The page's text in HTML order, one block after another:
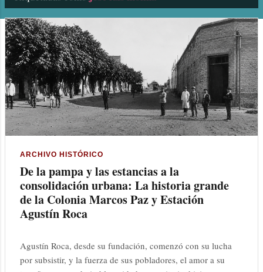
n
t
r
a
d
a
ARCHIVO HISTÓRICO
De la pampa y las estancias a la
consolidación urbana: La historia grande
de la Colonia Marcos Paz y Estación
Agustín Roca
Agustín Roca, desde su fundación, comenzó con su lucha
por subsistir, y la fuerza de sus pobladores, el amor a su